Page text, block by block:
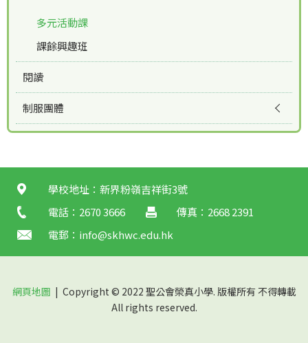
多元活動課
課餘興趣班
閱讀
制服團體
學校地址：新界粉嶺吉祥街3號
電話：2670 3666
傳真：2668 2391
電郵： info@skhwc.edu.hk
網頁地圖 | Copyright © 2022 聖公會榮真小學. 版權所有 不得轉載
All rights reserved.